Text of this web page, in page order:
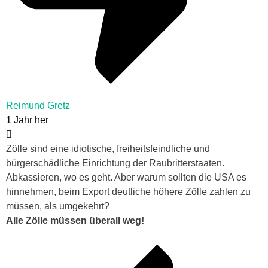
Reimund Gretz
1 Jahr her
Zölle sind eine idiotische, freiheitsfeindliche und
bürgerschädliche Einrichtung der Raubritterstaaten.
Abkassieren, wo es geht. Aber warum sollten die USA es
hinnehmen, beim Export deutliche höhere Zölle zahlen zu
müssen, als umgekehrt?
Alle Zölle müssen überall weg!